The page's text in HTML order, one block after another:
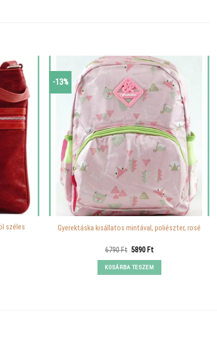
széles
-13%
Gyerektáska kisállatos mintával, poliészter, rosé
6790Ft Original
was:
6790 Ft.
5890 FtCurrent
is:
5890 Ft.
KOSÁRBA TESZEM